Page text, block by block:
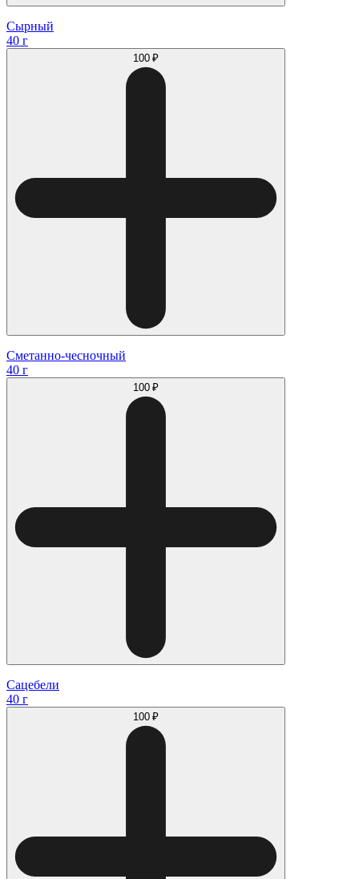
Сырный
40 г
100 ₽
Сметанно-чесночный
40 г
100 ₽
Сацебели
40 г
100 ₽